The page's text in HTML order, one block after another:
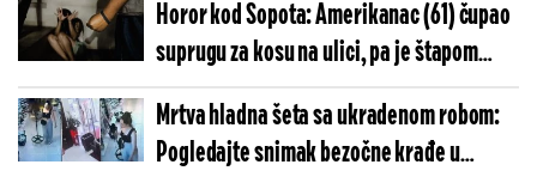
Horor kod Sopota: Amerikanac (61) čupao
suprugu za kosu na ulici, pa je štapom
udarao po glavi
Mrtva hladna šeta sa ukradenom robom:
Pogledajte snimak bezočne krađe u